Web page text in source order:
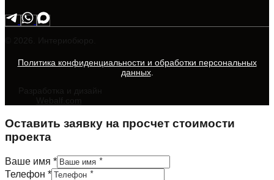
© 2026. Интериобюро.
Политика конфиденциальности и обработки персональных
данных.
Разработка и дизайн
Оставить заявку на просчет стоимости
проекта
Ваше имя *
Телефон *